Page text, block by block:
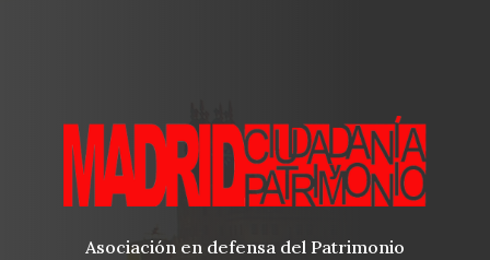
Asociación en defensa del Patrimonio